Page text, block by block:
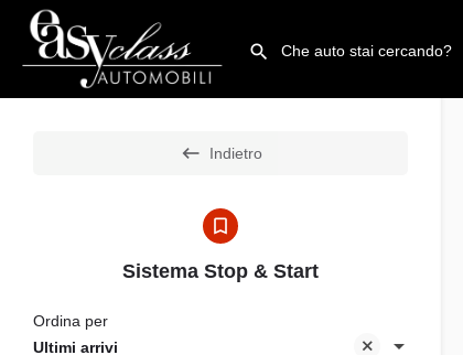
Indietro
Sistema Stop & Start
Ultimi arrivi
Ordina per